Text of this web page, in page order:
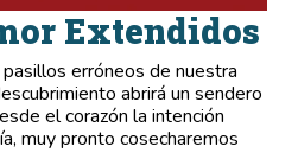
Extendidos
erróneos de nuestra
abrirá un sendero
el corazón la intención
muy pronto cosecharemos